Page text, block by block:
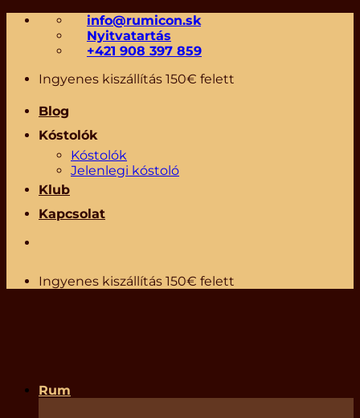
Skip
content
info@rumicon.sk
Nyitvatartás
+421 908 397 859
Ingyenes kiszállítás 150€ felett
Blog
Kóstolók
Kóstolók
Jelenlegi kóstoló
Klub
Kapcsolat
Ingyenes kiszállítás 150€ felett
Rum